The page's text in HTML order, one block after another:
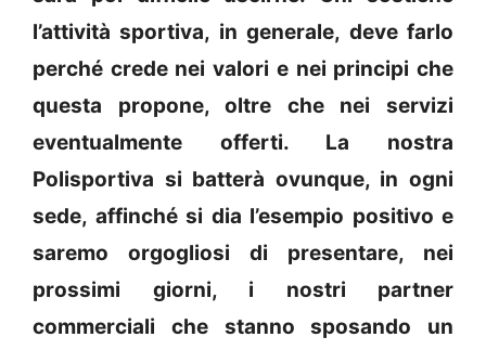
l’attività sportiva, in generale, deve farlo
perché crede nei valori e nei principi che
questa propone, oltre che nei servizi
eventualmente offerti. La nostra
Polisportiva si batterà ovunque, in ogni
sede, affinché si dia l’esempio positivo e
saremo orgogliosi di presentare, nei
prossimi giorni, i nostri partner
commerciali che stanno sposando un